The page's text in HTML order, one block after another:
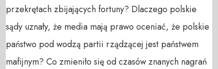
przekrętach zbijających fortuny? Dlaczego polskie
sądy uznały, że media mają prawo oceniać, że polskie
państwo pod wodzą partii rządzącej jest państwem
mafijnym? Co zmieniło się od czasów znanych nagrań